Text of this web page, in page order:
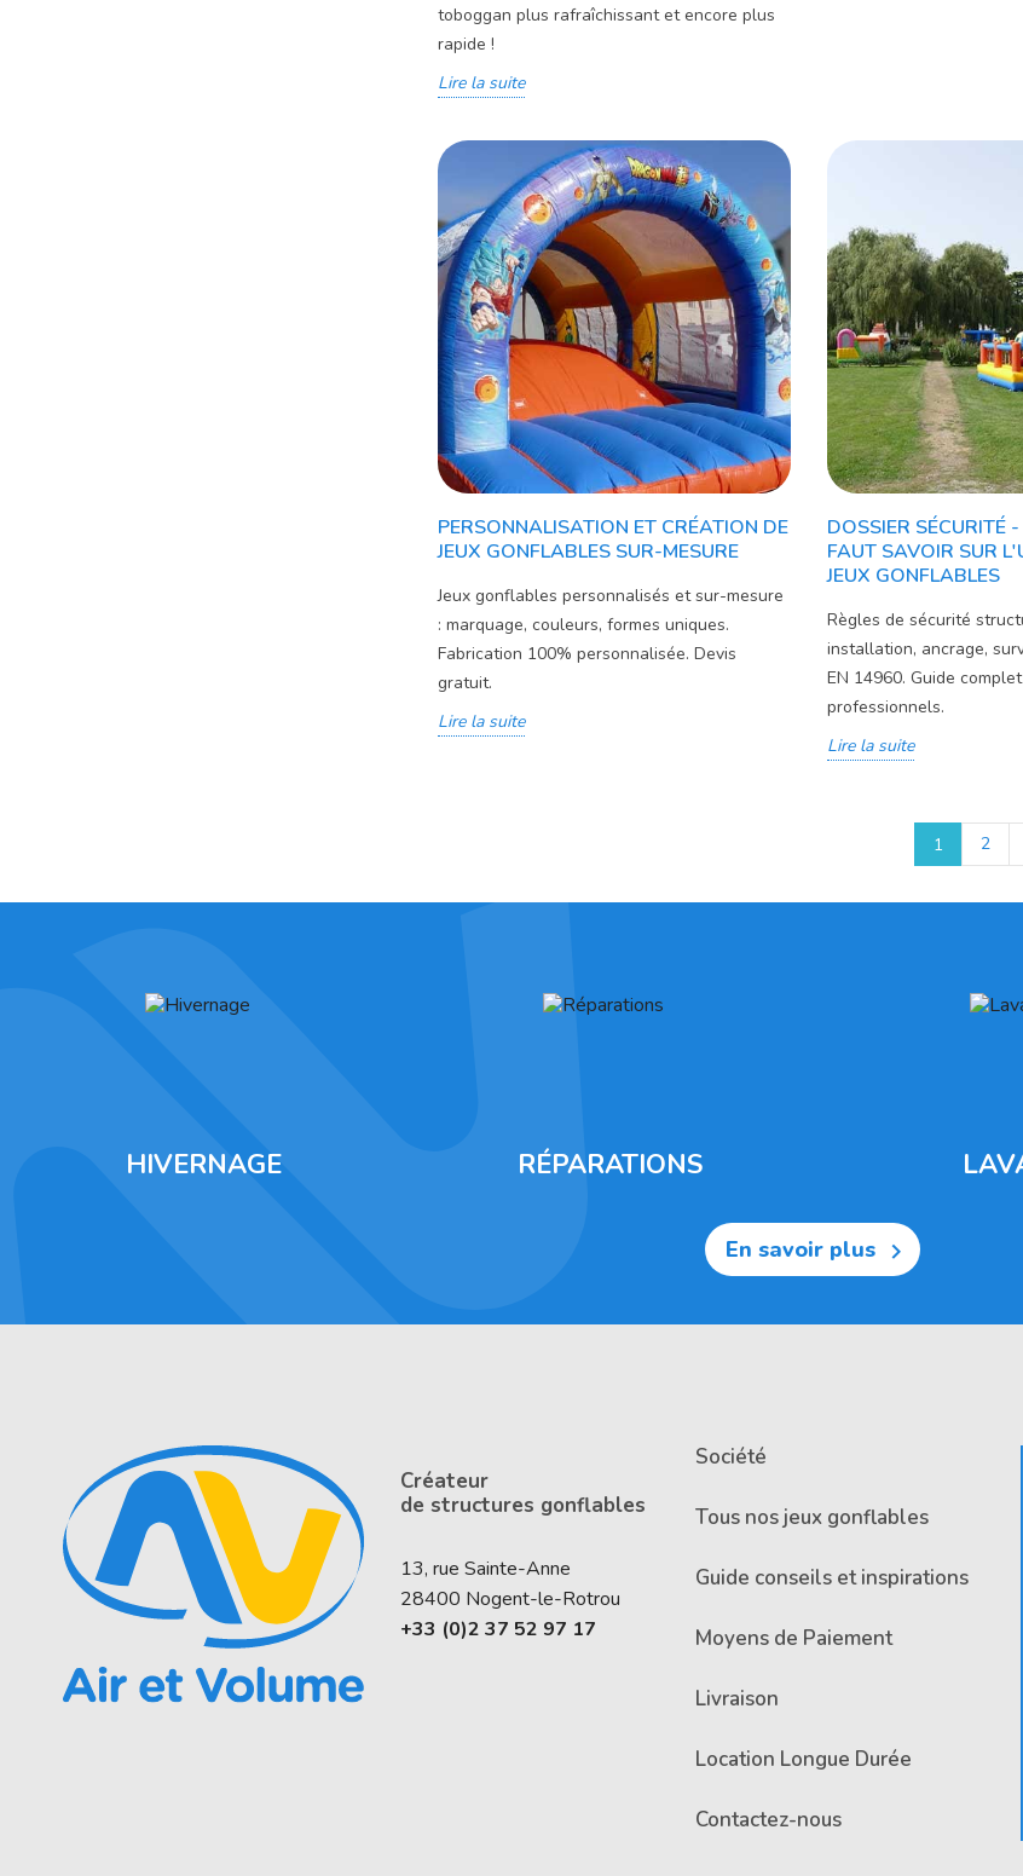
toboggan plus rafraîchissant et encore plus
rapide !
Lire la suite
PERSONNALISATION ET CRÉATION DE
JEUX GONFLABLES SUR-MESURE
Jeux gonflables personnalisés et sur-mesure
: marquage, couleurs, formes uniques.
Fabrication 100% personnalisée. Devis
gratuit.
Lire la suite
DOSSIER SÉCURITÉ
FAUT SAVOIR SUR
JEUX GONFLABLES
Règles de sécurité
installation, ancrage,
EN 14960. Guide
professionnels.
Lire la suite
1 2
HIVERNAGE RÉPARATIONS
En savoir plus 
Créateur
de structures gonflables
13, rue Sainte-Anne
28400 Nogent-le-Rotrou
+33 (0)2 37 52 97 17
Société
Tous nos jeux gonflables
Guide conseils et inspirations
Moyens de Paiement
Livraison
Location Longue Durée
Contactez-nous